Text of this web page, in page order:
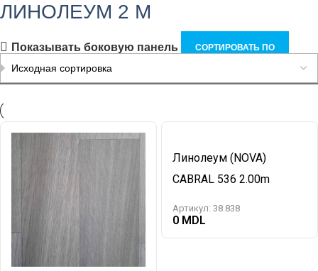
ЛИНОЛЕУМ 2 М
Показывать боковую панель СОРТИРОВАТЬ ПО
Линолеум (NOVA)
CABRAL 536 2.00m
Артикул: 38.838
0